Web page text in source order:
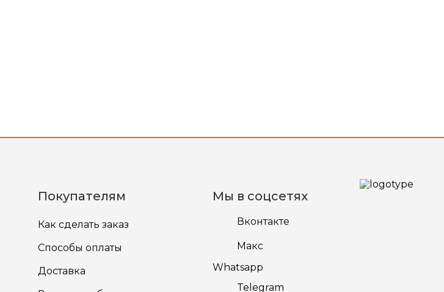
Покупателям
Как сделать заказ
Способы оплаты
Доставка
Мы в соцсетях
Вконтакте
Макс
Whatsapp
Telegram